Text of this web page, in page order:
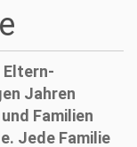
Eltern-
Jahren
Familien
Jede Familie